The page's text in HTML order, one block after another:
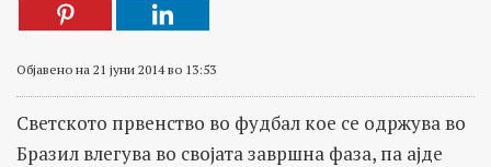
Објавено на 21 јуни 2014 во 13:53
Светското првенство во фудбал кое се одржува во
Бразил влегува во својата завршна фаза, па ајде